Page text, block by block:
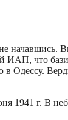
не
ИАП, что
в Одессу.
1941 г. В